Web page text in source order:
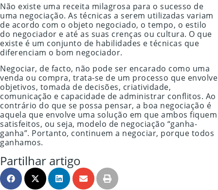
Não existe uma receita milagrosa para o sucesso de
uma negociação. As técnicas a serem utilizadas variam
de acordo com o objeto negociado, o tempo, o estilo
do negociador e até as suas crenças ou cultura. O que
existe é um conjunto de habilidades e técnicas que
diferenciam o bom negociador.
Negociar, de facto, não pode ser encarado como uma
venda ou compra, trata-se de um processo que envolve
objetivos, tomada de decisões, criatividade,
comunicação e capacidade de administrar conflitos. Ao
contrário do que se possa pensar, a boa negociação é
aquela que envolve uma solução em que ambos fiquem
satisfeitos, ou seja, modelo de negociação “ganha-
ganha”. Portanto, continuem a negociar, porque todos
ganhamos.
Partilhar artigo